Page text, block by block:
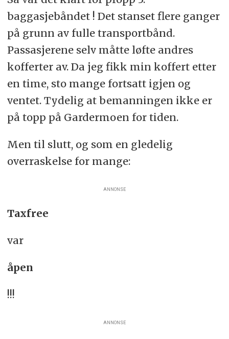
baggasjebåndet ! Det stanset flere ganger
på grunn av fulle transportbånd.
Passasjerene selv måtte løfte andres
kofferter av. Da jeg fikk min koffert etter
en time, sto mange fortsatt igjen og
ventet. Tydelig at bemanningen ikke er
på topp på Gardermoen for tiden.
Men til slutt, og som en gledelig
overraskelse for mange:
ANNONSE
Taxfree
var
åpen
!!!
ANNONSE